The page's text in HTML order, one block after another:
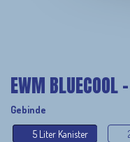
EWM BLUECOOL
Gebinde
5 Liter Kanister